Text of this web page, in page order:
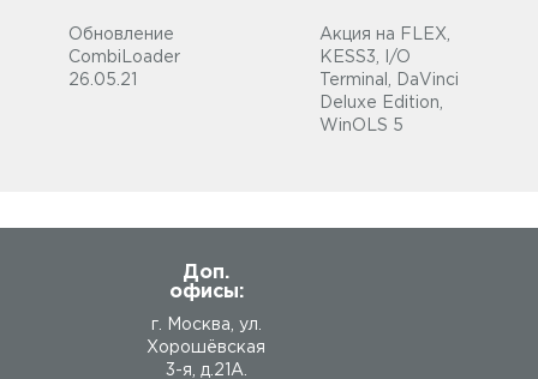
Обновление
CombiLoader
26.05.21
Акция на FLEX,
KESS3, I/O
Terminal, DaVinci
Deluxe Edition,
WinOLS 5
Доп.
офисы:
г. Москва, ул.
Хорошёвская
3-я, д.21А.